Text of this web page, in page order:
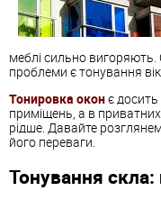
меблі сильно вигоряють.
проблеми є тонування
Тонировка оконє
приміщень, а в приватних
рідше. Давайте
його переваги.
Тонування